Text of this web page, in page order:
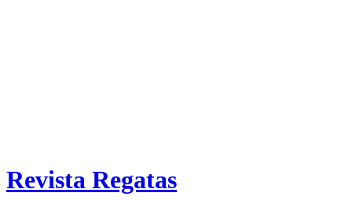
Revista Regatas